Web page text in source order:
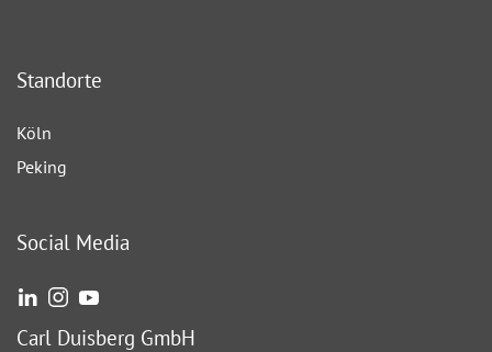
Standorte
Köln
Peking
Social Media
Carl Duisberg GmbH